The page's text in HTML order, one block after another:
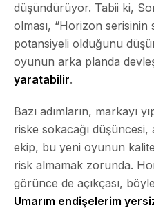
düşündürüyor. Tabii ki,
olması, “Horizon serisinin
potansiyeli olduğunu
oyunun arka planda
yaratabilir.
Bazı adımların, markayı
riske sokacağı düşüncesi,
ekip, bu yeni oyunun
risk almamak zorunda.
görünce de açıkçası,
Umarım endişelerim